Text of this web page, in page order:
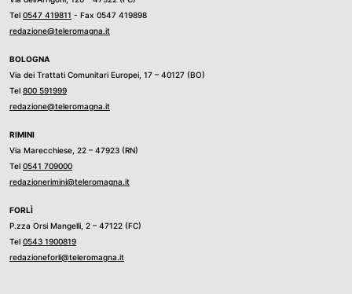
Tel 0547 419811 - Fax 0547 419898
redazione@teleromagna.it
BOLOGNA
Via dei Trattati Comunitari Europei, 17 – 40127 (BO)
Tel 800 591999
redazione@teleromagna.it
RIMINI
Via Marecchiese, 22 – 47923 (RN)
Tel 0541 709000
redazionerimini@teleromagna.it
FORLÌ
P.zza Orsi Mangelli, 2 – 47122 (FC)
Tel 0543 1900819
redazioneforli@teleromagna.it